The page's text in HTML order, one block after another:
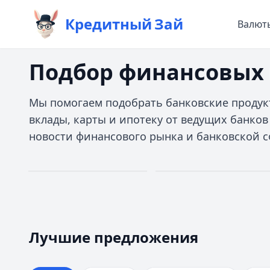
КредитныйЗай
Подбор финансовых
Мы помогаем подобрать банковские
вклады, карты и ипотеку от ведущих
новости финансового рынка и банковской
Кредиты — лучшие предложения
Сумма:до 30 000 ₽
Лучшие предложения